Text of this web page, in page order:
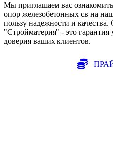
Мы приглашаем вас
опор железобетонных св на
пользу надежности и
"Стройматерия" - это гарантия
доверия ваших клиентов.